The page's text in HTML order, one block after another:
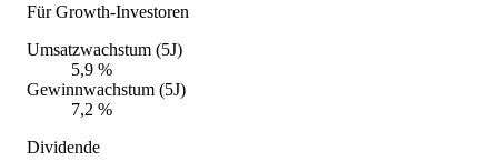
Für Growth-Investoren
Umsatzwachstum (5J)
5,9 %
Gewinnwachstum (5J)
7,2 %
Dividende